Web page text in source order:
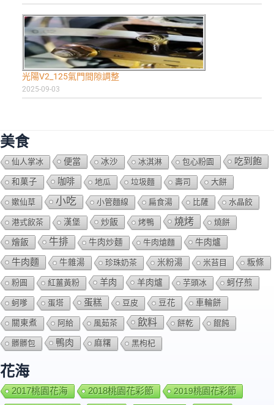
光陽V2_125氣門間隙調整
2025-09-03
美食
仙人掌冰 便當 冰沙 冰淇淋 包心粉園 吃到飽
和菓子 咖啡 地瓜 垃圾麵 壽司 大餅
嫰仙草 小吃 小管麵線 扁食湯 比薩 水晶餃
港式飲茶 漢堡 炒飯 烤鴨 燒烤 燒餅
燴飯 牛排 牛肉炒麵 牛肉熗麵 牛肉爐
牛肉麵 牛雜湯 珍珠奶茶 米粉湯 米苔目 粄條
粉圓 紅薑黃粉 羊肉 羊肉爐 芋頭冰 蚵仔煎
蚵嗲 蛋塔 蛋糕 豆皮 豆花 車輪餅
關東煮 阿給 風茹茶 飲料 餅乾 餛飩
髒髒包 鴨肉 麻糬 黑枸杞
花海
2017桃園花海 2018桃園花彩節
2019桃園花彩節